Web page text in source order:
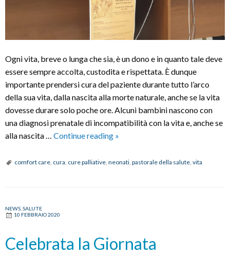
Ogni vita, breve o lunga che sia, è un dono e in quanto tale deve
essere sempre accolta, custodita e rispettata. È dunque
importante prendersi cura del paziente durante tutto l’arco
della sua vita, dalla nascita alla morte naturale, anche se la vita
dovesse durare solo poche ore. Alcuni bambini nascono con
una diagnosi prenatale di incompatibilità con la vita e, anche se
alla nascita … Continue reading Convegno
cura
non
»
comfort care, cura, cure palliative, neonati, pastorale della salute, vita
NEWS,SALUTE
10 FEBBRAIO 2020
Celebrata la Giornata